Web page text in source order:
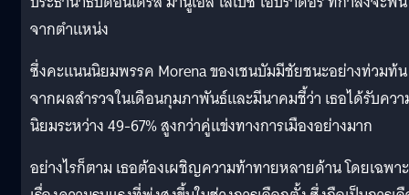
จากตำแหน่ง
ซึ่งคะแนนนิยมพรรค Morena ของเชนบัมมีชัยชนะอย่างท่วมท้น
จากผลสำรวจในเดือนกุมภาพันธ์และมีนาคมชี้ว่า เธอได้รับคว
นิยมระหว่าง 49-67% สูงกว่าคู่แข่งทางการเมืองอย่างมาก
อย่างไรก็ตาม เธอต้องเผชิญความท้าทายหลายด้าน โดยเฉพาะ